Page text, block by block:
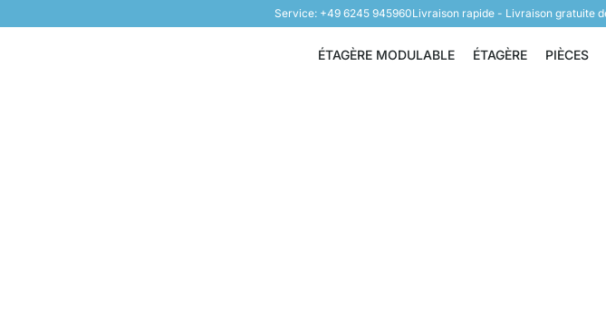
Service: +49 6245 945960Livraison rapide - Livraison gratuite
ÉTAGÈRE MODULABLE
Étagère modulable
ÉTAGÈRE
Étagère
PIÈCES